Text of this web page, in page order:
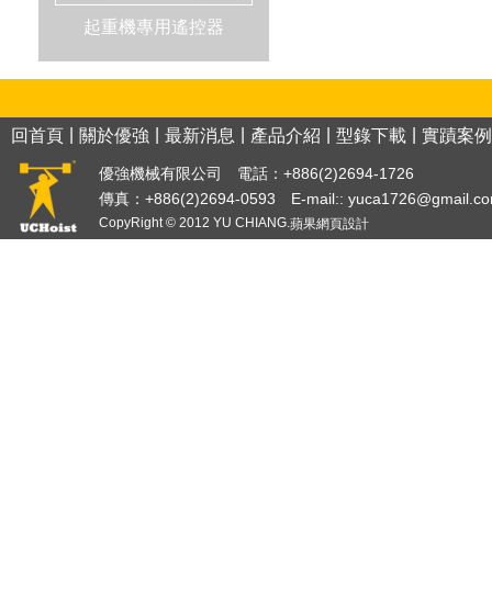
起重機專用遙控器
回首頁 關於優強 最新消息 產品介紹 型錄下載 實蹟案例
優強機械有限公司 電話：+886(2)2694-1726
傳真：+886(2)2694-0593 E-mail::
CopyRight © 2012 YU CHIANG.蘋果網頁設計